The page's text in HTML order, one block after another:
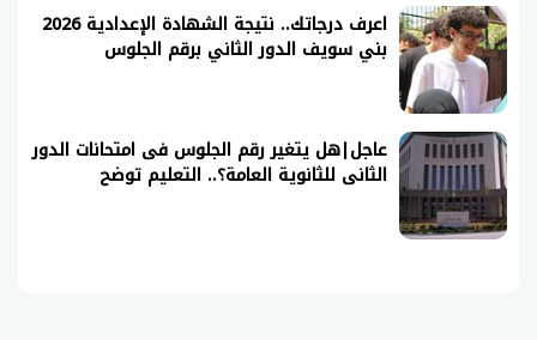
اعرف درجاتك.. نتيجة الشهادة الإعدادية 2026
بني سويف الدور الثاني برقم الجلوس
عاجل|هل يتغير رقم الجلوس فى امتحانات الدور
الثانى للثانوية العامة؟.. التعليم توضح